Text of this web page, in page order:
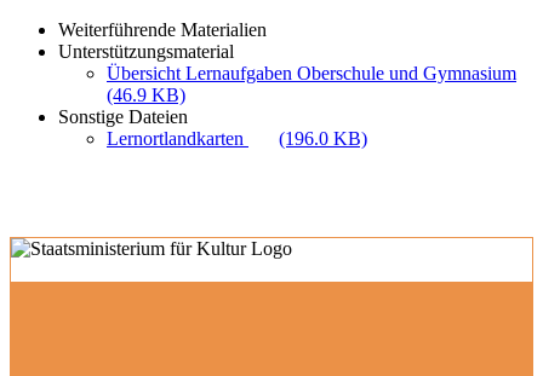
Weiterführende Materialien
Unterstützungsmaterial
Übersicht Lernaufgaben Oberschule und Gymnasium
(46.9 KB)
Sonstige Dateien
Lernortlandkarten
(196.0 KB)